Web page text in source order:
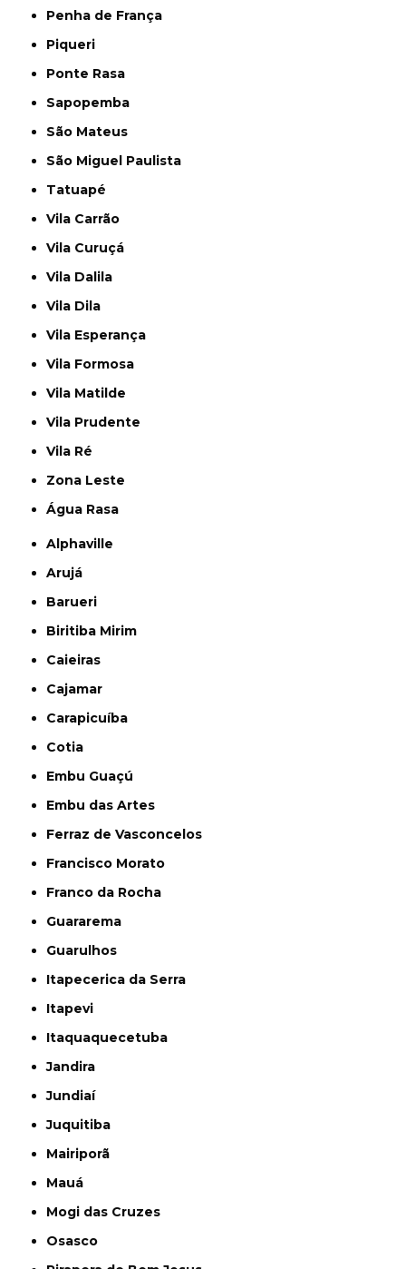
Penha de França
Piqueri
Ponte Rasa
Sapopemba
São Mateus
São Miguel Paulista
Tatuapé
Vila Carrão
Vila Curuçá
Vila Dalila
Vila Dila
Vila Esperança
Vila Formosa
Vila Matilde
Vila Prudente
Vila Ré
Zona Leste
Água Rasa
Alphaville
Arujá
Barueri
Biritiba Mirim
Caieiras
Cajamar
Carapicuíba
Cotia
Embu Guaçú
Embu das Artes
Ferraz de Vasconcelos
Francisco Morato
Franco da Rocha
Guararema
Guarulhos
Itapecerica da Serra
Itapevi
Itaquaquecetuba
Jandira
Jundiaí
Juquitiba
Mairiporã
Mauá
Mogi das Cruzes
Osasco